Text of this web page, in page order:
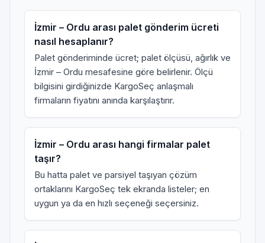
İzmir – Ordu arası palet gönderim ücreti
nasıl hesaplanır?
Palet gönderiminde ücret; palet ölçüsü, ağırlık ve
İzmir – Ordu mesafesine göre belirlenir. Ölçü
bilgisini girdiğinizde KargoSeç anlaşmalı
firmaların fiyatını anında karşılaştırır.
İzmir – Ordu arası hangi firmalar palet
taşır?
Bu hatta palet ve parsiyel taşıyan çözüm
ortaklarını KargoSeç tek ekranda listeler; en
uygun ya da en hızlı seçeneği seçersiniz.